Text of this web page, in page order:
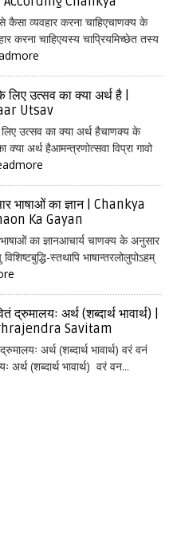
व्यवहार करना चाहिएचाणक्य के
करना चाहिएयस्य चाप्रियमिच्छेत तस्य
उत्सव का क्या अर्थ है |
Utsav
उत्सव का क्या अर्थ हैचाणक्य के
अर्थ हैआमन्त्रणोत्सवा विप्रा गावो
भाषाओं का ज्ञान | Chankya
Ka Gayan
का ज्ञानआचार्य चाणक्य के अनुसार
विशिष्टबुद्धि-स्तथापि भाषान्तरलोलुपोऽहम्
द्रुमालयः अर्थ (शब्दार्थ भावार्थ) |
Savitam
अर्थ (शब्दार्थ भावार्थ) वरं वनं
अर्थ (शब्दार्थ भावार्थ) वरं वन...